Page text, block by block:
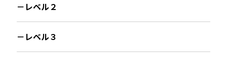
－レベル２
－レベル３